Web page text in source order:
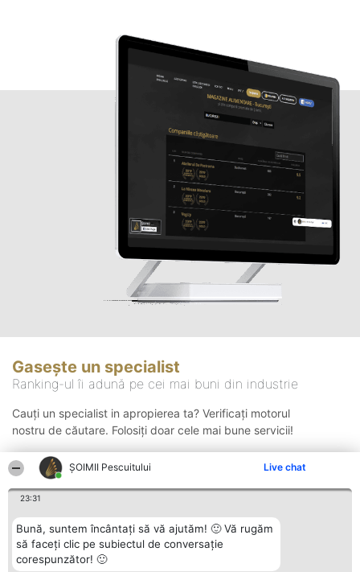
ȘOIMII Pescuitului Live chat
23:31
Bună, suntem încântați să vă ajutăm! 🙂 Vă rugăm
să faceți clic pe subiectul de conversație
corespunzător! 🙂
Gasește un specialist
Ranking-ul îi adună pe cei mai buni din industrie
Cauți un specialist in apropierea ta? Verificați motorul
nostru de căutare. Folosiți doar cele mai bune servicii!